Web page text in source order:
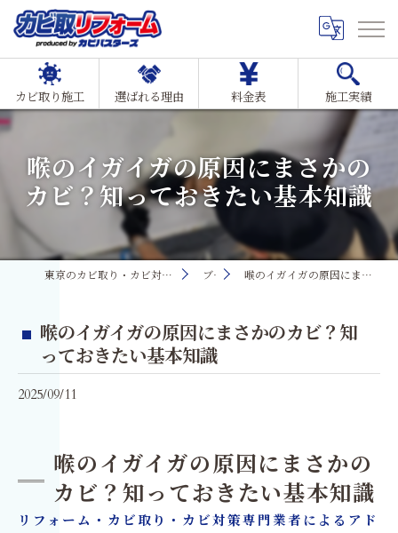
カビ取り施工 選ばれる理由 料金表 施工実績
喉のイガイガの原因にまさかの
カビ？知っておきたい基本知識
東京のカビ取り・カビ対策ならMIST工法®カビ取リフォーム ブログ 喉のイガイガの原因にまさかのカビ？知っておきたい基本知識
喉のイガイガの原因にまさかのカビ？知
っておきたい基本知識
2025/09/11
喉のイガイガの原因にまさかの
カビ？知っておきたい基本知識
リフォーム・カビ取り・カビ対策専門業者によるアド